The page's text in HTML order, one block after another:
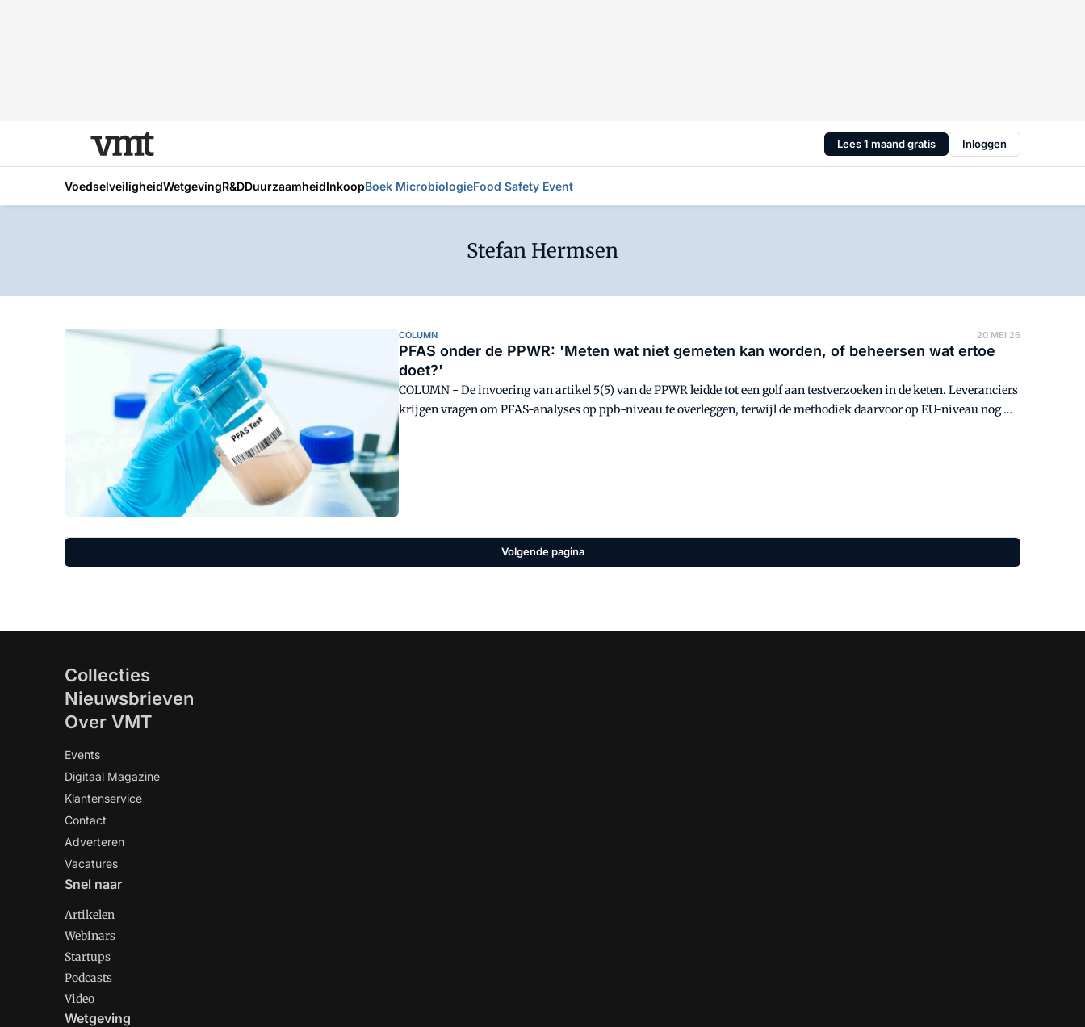
Lees 1 maand gratis Inloggen
VoedselveiligheidWetgevingR&DDuurzaamheidInkoopBoek MicrobiologieFood Safety Event
Stefan Hermsen
COLUMN 20 MEI 26
PFAS onder de PPWR: 'Meten wat niet gemeten kan worden, of beheersen wat ertoe
doet?'
COLUMN - De invoering van artikel 5(5) van de PPWR leidde tot een golf aan testverzoeken in de keten. Leveranciers
krijgen vragen om PFAS-analyses op ppb-niveau te overleggen, terwijl de methodiek daarvoor op EU-niveau nog
Volgende pagina
Collecties
Nieuwsbrieven
Over VMT
Events
Digitaal Magazine
Klantenservice
Contact
Adverteren
Vacatures
Snel naar
Artikelen
Webinars
Startups
Podcasts
Video
Wetgeving